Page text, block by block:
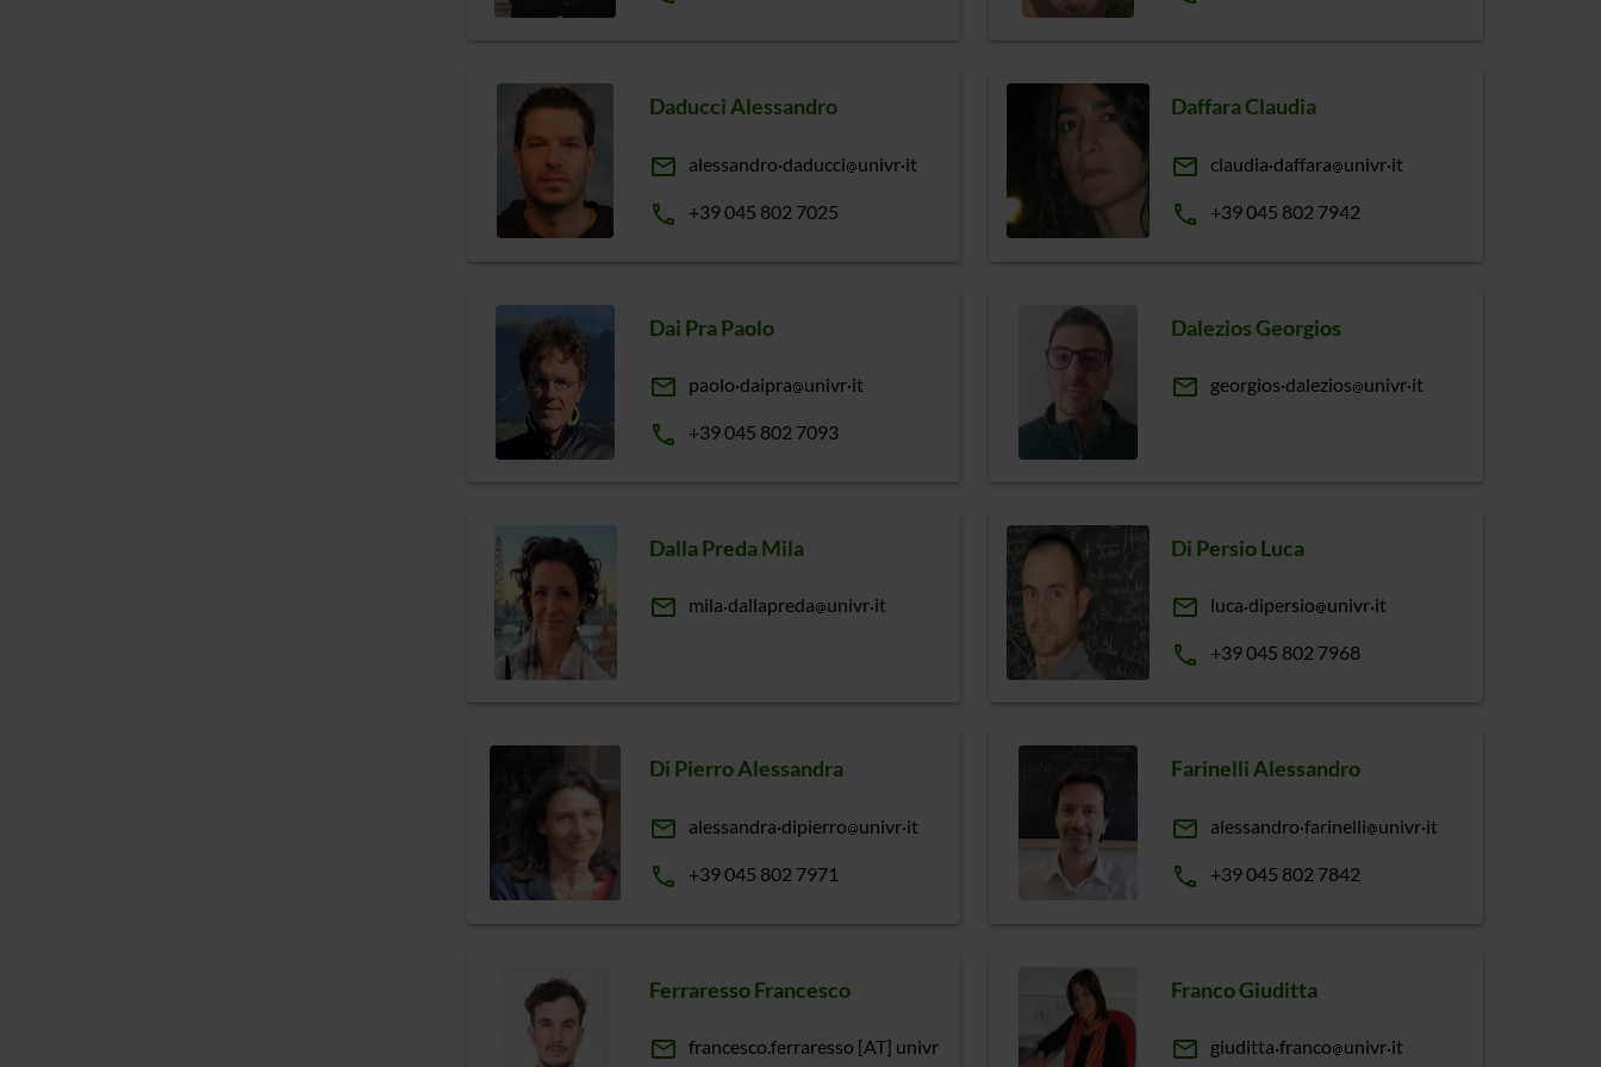
Daducci Alessandro
email alessandro daducci univr it
phone +39 045 802 7025
Daffara Claudia
email claudia daffara univr it
phone +39 045 802 7942
Dai Pra Paolo
email paolo daipra univr it
phone +39 045 802 7093
Dalezios Georgios
email georgios dalezios univr it
Dalla Preda Mila
email mila dallapreda univr it
Di Persio Luca
email luca dipersio univr it
phone +39 045 802 7968
Di Pierro Alessandra
email alessandra dipierro univr it
phone +39 045 802 7971
Farinelli Alessandro
email alessandro farinelli univr it
phone +39 045 802 7842
Ferraresso Francesco
email francesco.ferraresso [AT] univr
Franco Giuditta
email giuditta franco univr it